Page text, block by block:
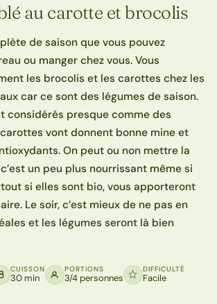
au carotte et brocolis
de saison que vous pouvez
ou manger chez vous. Vous
les brocolis et les carottes chez les
car ce sont des légumes de saison.
considérés presque comme des
vont donnent bonne mine et
On peut ou non mettre la
un peu plus nourrissant même si
si elles sont bio, vous apporteront
Le soir, c’est mieux de ne pas en
et les légumes seront là bien
CUISSON
30 min
PORTIONS
3/4 personnes
DIFFICULTÉ
Facile